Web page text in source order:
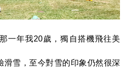
一年我20歲，獨自搭機飛往美
滑雪，至今對雪的印象仍然很深